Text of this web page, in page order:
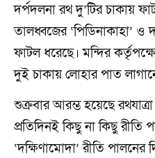
দর্পদলনা রথ দু’টির চাকায়
তালধ্বজের ‘পিডিনাকাহা’ ও
ফাটল ধরেছে। মন্দির
দুই চাকায় লোহার পাত
শুক্রবার আরম্ভ হয়েছে
প্রতিদিনই কিছু না কিছু রীতি
‘দক্ষিণামোদা’ রীতি